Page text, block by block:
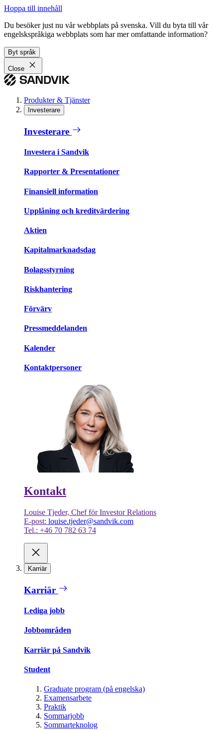
Hoppa till innehåll
Du besöker just nu vår webbplats på svenska. Vill du byta till vår
engelskspråkiga webbplats som har mer omfattande information?
Byt språk
Close
Produkter & Tjänster
Investerare
Investerare
Investera i Sandvik
Rapporter & Presentationer
Finansiell information
Upplåning och kreditvärdering
Aktien
Kapitalmarknadsdag
Bolagsstyrning
Riskhantering
Förvärv
Pressmeddelanden
Kalender
Kontaktpersoner
Kontakt
Louise Tjeder, Chef för Investor Relations
E-post: louise.tjeder@sandvik.com
Tel.: +46 70 782 63 74
Karriär
Karriär
Lediga jobb
Jobbområden
Karriär på Sandvik
Student
Graduate program (på engelska)
Examensarbete
Praktik
Sommarjobb
Sommarteknolog